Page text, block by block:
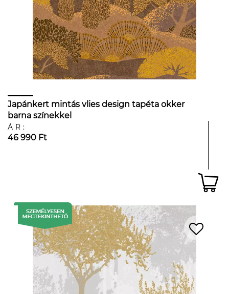
Japánkert mintás vlies design tapéta okker
barna színekkel
ÁR:
46 990 Ft